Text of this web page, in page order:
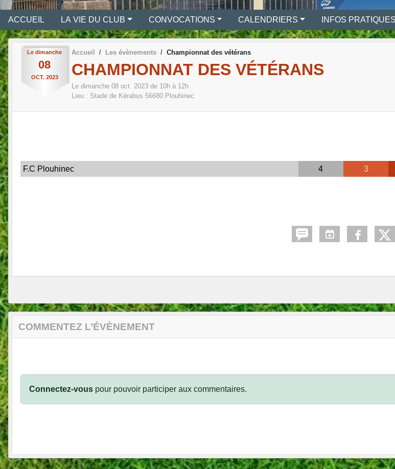
ACCUEIL LA VIE DU CLUB CONVOCATIONS CALENDRIERS INFOS PRATIQUES
Le dimanche
08
OCT. 2023
Accueil Les évènements Championnat des vétérans
CHAMPIONNAT DES VÉTÉRANS
Le dimanche 08 oct. 2023 de 10h à 12h
Lieu : Stade de Kérabus 56680 Plouhinec
F.C Plouhinec 4 3
COMMENTEZ L’ÉVÈNEMENT
Connectez-vous pour pouvoir participer aux commentaires.